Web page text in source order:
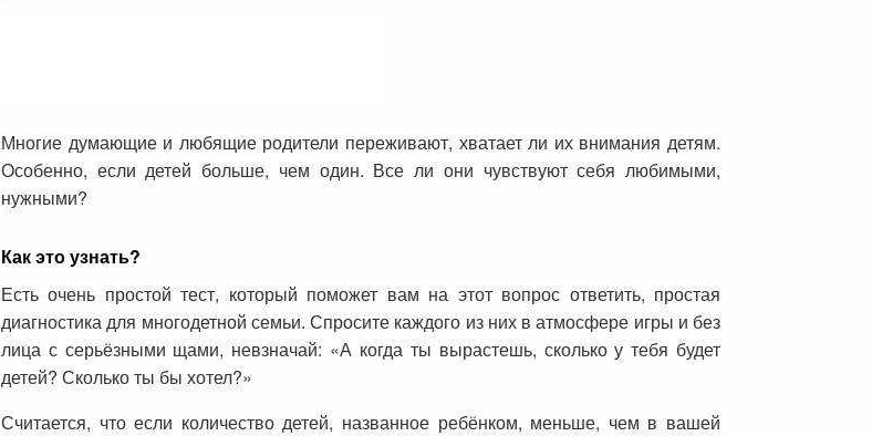
Многие думающие и любящие родители переживают, хватает ли их внимания детям.
Особенно, если детей больше, чем один. Все ли они чувствуют себя любимыми,
нужными?
Как это узнать?
Есть очень простой тест, который поможет вам на этот вопрос ответить, простая
диагностика для многодетной семьи. Спросите каждого из них в атмосфере игры и без
лица с серьёзными щами, невзначай: «А когда ты вырастешь, сколько у тебя будет
детей? Сколько ты бы хотел?»
Считается, что если количество детей, названное ребёнком, меньше, чем в вашей